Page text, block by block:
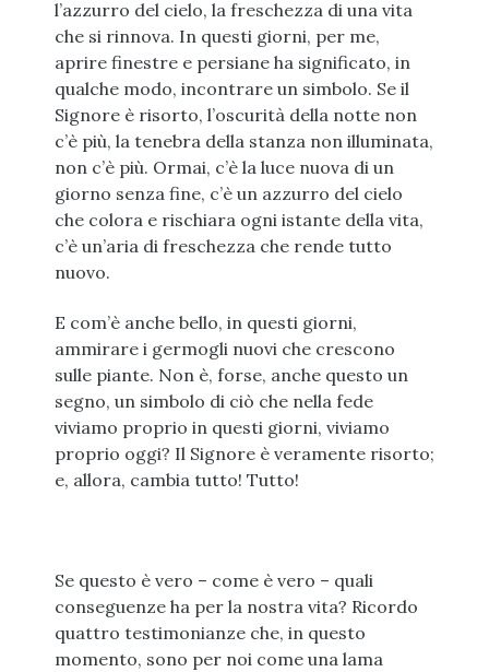
l’azzurro del cielo, la freschezza di una vita
che si rinnova. In questi giorni, per me,
aprire finestre e persiane ha significato, in
qualche modo, incontrare un simbolo. Se il
Signore è risorto, l’oscurità della notte non
c’è più, la tenebra della stanza non illuminata,
non c’è più. Ormai, c’è la luce nuova di un
giorno senza fine, c’è un azzurro del cielo
che colora e rischiara ogni istante della vita,
c’è un’aria di freschezza che rende tutto
nuovo.
E com’è anche bello, in questi giorni,
ammirare i germogli nuovi che crescono
sulle piante. Non è, forse, anche questo un
segno, un simbolo di ciò che nella fede
viviamo proprio in questi giorni, viviamo
proprio oggi? Il Signore è veramente risorto;
e, allora, cambia tutto! Tutto!
Se questo è vero – come è vero – quali
conseguenze ha per la nostra vita? Ricordo
quattro testimonianze che, in questo
momento, sono per noi come una lama